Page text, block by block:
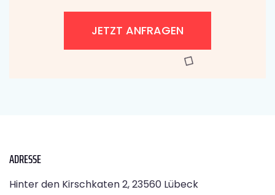
JETZT ANFRAGEN
ADRESSE
Hinter den Kirschkaten 2, 23560 Lübeck